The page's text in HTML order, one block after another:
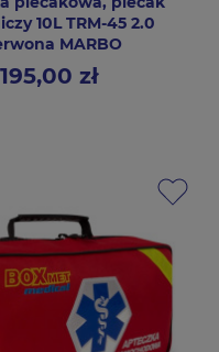
10L TRM-45 2.0
MARBO
Cena
195,00 zł